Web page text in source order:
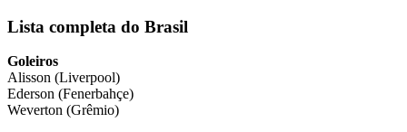
Lista completa do Brasil
Goleiros
Alisson (Liverpool)
Ederson (Fenerbahçe)
Weverton (Grêmio)